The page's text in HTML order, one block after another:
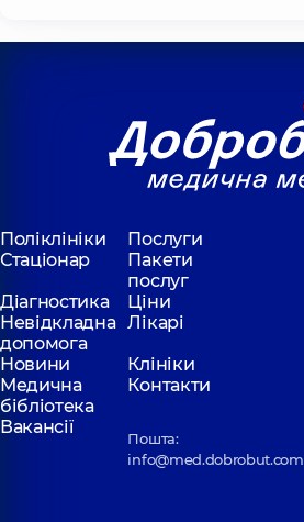
Поліклініки
Послуги
Стаціонар
Пакети
послуг
Діагностика
Ціни
Невідкладна
допомога
Лікарі
Новини
Клініки
Медична
бібліотека
Контакти
Вакансії
Пошта:
info@med.dobrobut.com